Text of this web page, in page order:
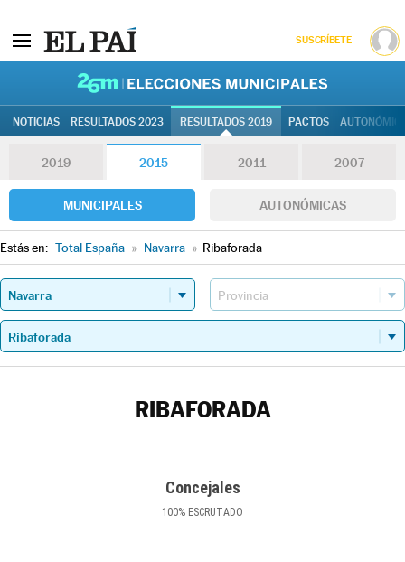
SUSCRÍBETE
NOTICIAS RESULTADOS 2023 RESULTADOS 2019 PACTOS
2019 2015 2011 2007
MUNICIPALES AUTONÓMICAS
Estás en: Total España » Navarra » Ribaforada
RIBAFORADA
Concejales
100% ESCRUTADO